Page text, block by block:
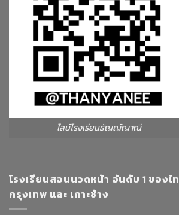
ไลน์โรงเรียนธัญญ์ญาณี
โรงเรียนสอนนวดหน้า อันดับ 1 ของไ
กรุงเทพ และ เกาะช้าง